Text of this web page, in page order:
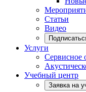
Статьи
Видео
Услуги
Сервисное
Учебный центр
Заявка на